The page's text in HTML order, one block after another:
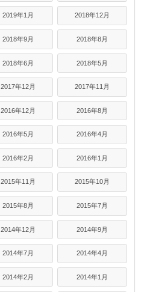
2019年1月 2018年12月
2018年9月 2018年8月
2018年6月 2018年5月
2017年12月 2017年11月
2016年12月 2016年8月
2016年5月 2016年4月
2016年2月 2016年1月
2015年11月 2015年10月
2015年8月 2015年7月
2014年12月 2014年9月
2014年7月 2014年4月
2014年2月 2014年1月